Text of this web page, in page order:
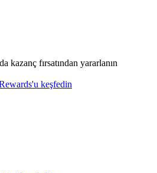
kazanç fırsatından yararlanın
keşfedin